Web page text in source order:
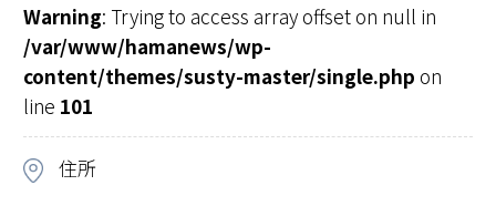
Warning: Trying to access array offset on null in
/var/www/hamanews/wp-
content/themes/susty-master/single.php on
line 101
住所